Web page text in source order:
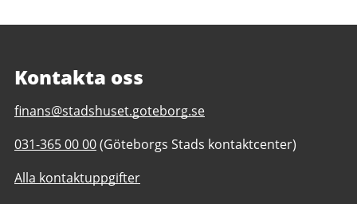
Kontakta oss
E-
till
Finansiell
information
finans@stadshuset.goteborg.se
Telefonnummer
Finansiell
031-365 00 00(Göteborgs Stads kontaktcenter)
Alla kontaktuppgifter